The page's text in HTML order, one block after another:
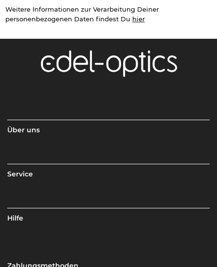
Weitere Informationen zur Verarbeitung Deiner
personenbezogenen Daten findest Du hier
Über uns
Service
Hilfe